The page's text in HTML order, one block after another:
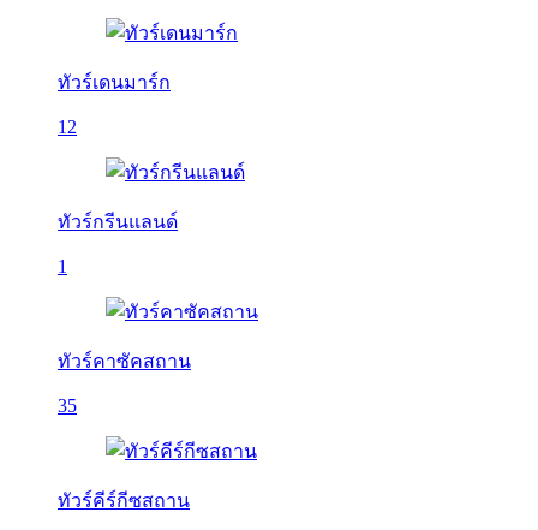
ทัวร์เดนมาร์ก
12
ทัวร์กรีนแลนด์
1
ทัวร์คาซัคสถาน
35
ทัวร์คีร์กีซสถาน